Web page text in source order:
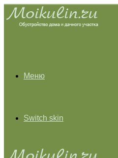
Меню
Switch skin